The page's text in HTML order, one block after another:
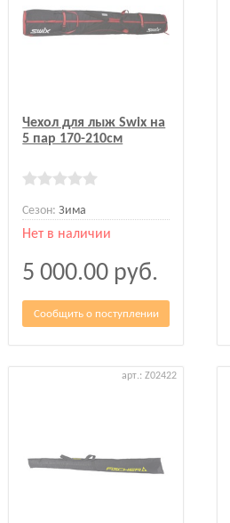
Чехол для лыж Swix на
5 пар 170-210см
Сезон: Зима
Нет в наличии
5 000.00 руб.
Сообщить о поступлении
арт.: Z02422